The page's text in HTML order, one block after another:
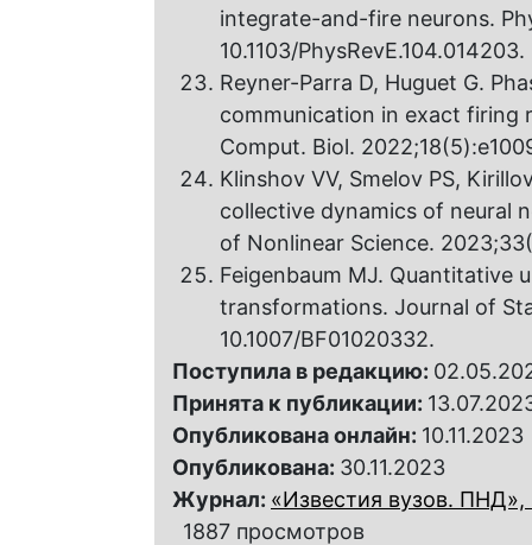
integrate-and-fire neurons.
10.1103/PhysRevE.104.014203.
Reyner-Parra D, Huguet G.
communication in exact firing
Comput. Biol.
Klinshov VV, Smelov PS,
collective dynamics of neural
of Nonlinear Science.
Feigenbaum MJ. Quantitative
transformations. Journal of
10.1007/BF01020332.
Поступила в редакцию:
Принята к публикации:
Опубликована онлайн: 10.11.2023
Опубликована: 30.11.2023
Журнал: «Известия вузов.
1887 просмотров